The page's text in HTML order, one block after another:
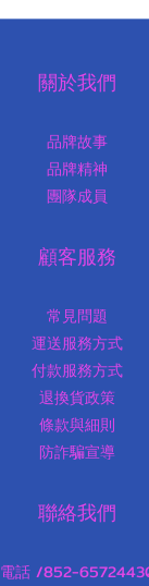
關於我們
品牌故事
品牌精神
團隊成員
顧客服務
常見問題
運送服務方式
付款服務方式
退換貨政策
條款與細則
防詐騙宣導
聯絡我們
電話 /852-